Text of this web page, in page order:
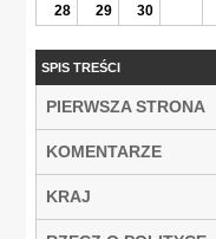
28
29 30
SPIS TREŚCI
PIERWSZA STRONA
KOMENTARZE
KRAJ